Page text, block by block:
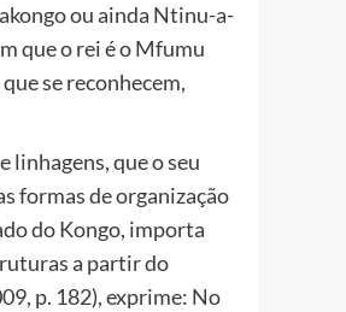
ou ainda Ntinu-a-
que o rei é o Mfumu
se reconhecem,
linhagens, que o seu
formas de organização
do Kongo, importa
a partir do
p. 182), exprime: No